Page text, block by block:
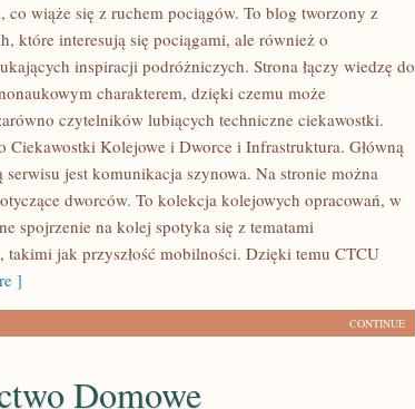
co wiąże się z ruchem pociągów. To blog tworzony z
które interesują się pociągami, ale również o
inspiracji podróżniczych. Strona łączy wiedzę do
charakterem, dzięki czemu może
czytelników lubiących techniczne ciekawostki.
Ciekawostki Kolejowe i Dworce i Infrastruktura. Główną
serwisu jest komunikacja szynowa. Na stronie można
dworców. To kolekcja kolejowych opracowań, w
spojrzenie na kolej spotyka się z tematami
takimi jak przyszłość mobilności. Dzięki temu CTCU
]
CONTINUE
Domowe